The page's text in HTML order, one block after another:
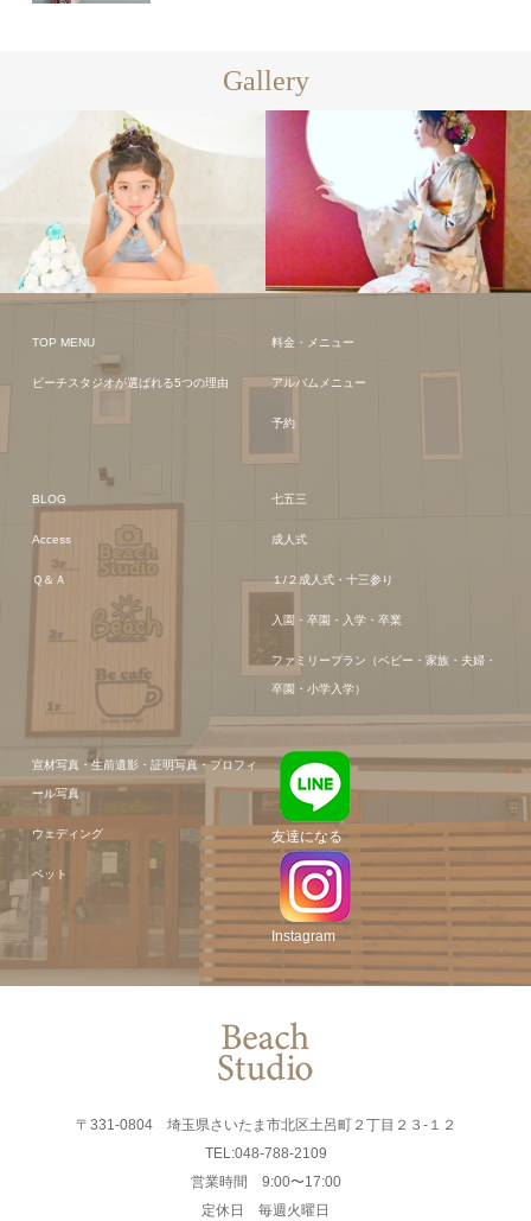
Gallery
TOP MENU
ビーチスタジオが選ばれる5つの理由
料金・メニュー
アルバムメニュー
予約
BLOG
Access
Ｑ＆Ａ
七五三
成人式
１/２成人式・十三参り
入園・卒園・入学・卒業
ファミリープラン（ベビー・家族・夫婦・
卒園・小学入学）
宣材写真・生前遺影・証明写真・プロフィ
ール写真
ウェディング
ペット
友達になる
Instagram
〒331-0804 埼玉県さいたま市北区土呂町２丁目２３-１２
TEL:048-788-2109
営業時間 9:00〜17:00
定休日 毎週火曜日